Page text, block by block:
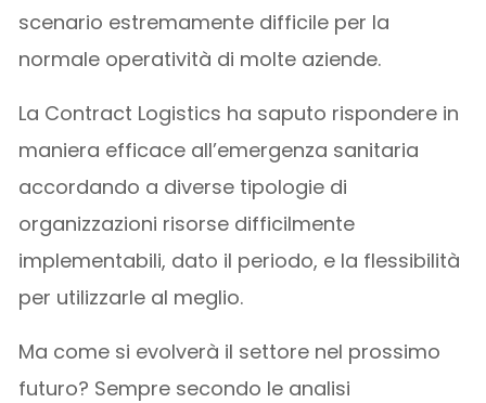
scenario estremamente difficile per la
normale operatività di molte aziende.
La Contract Logistics ha saputo rispondere in
maniera efficace all’emergenza sanitaria
accordando a diverse tipologie di
organizzazioni risorse difficilmente
implementabili, dato il periodo, e la flessibilità
per utilizzarle al meglio.
Ma come si evolverà il settore nel prossimo
futuro? Sempre secondo le analisi